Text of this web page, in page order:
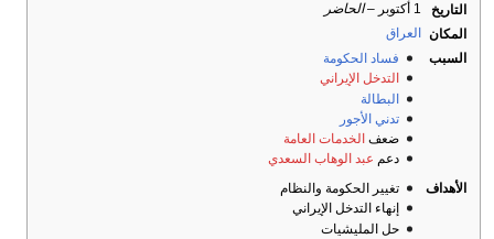
التاريخ
1 أكتوبر –
الحاضر
المكان
العراق
السبب
فساد الحكومة
التدخل الإيراني
البطالة
تدني الأجور
ضعف الخدمات العامة
دعم عبد الوهاب السعدي
الأهداف
تغيير الحكومة والنظام
إنهاء التدخل الإيراني
حل المليشيات